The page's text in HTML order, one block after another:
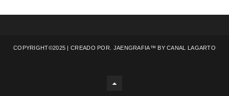
COPYRIGHT©2025 | CREADO POR. JAENGRAFIA™ BYCANAL LAGARTO